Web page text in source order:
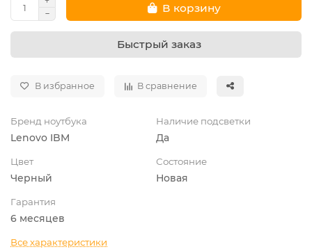
В корзину
Быстрый заказ
В избранное В сравнение
Бренд ноутбука
Lenovo IBM
Наличие подсветки
Да
Цвет
Черный
Состояние
Новая
Гарантия
6 месяцев
Все характеристики